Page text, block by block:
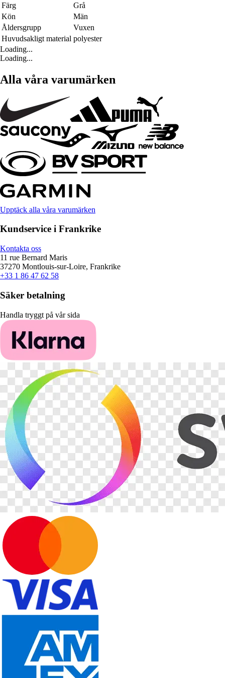
Färg
Grå
Kön
Män
Åldersgrupp
Vuxen
Huvudsakligt material polyester
Loading...
Loading...
Alla våra varumärken
Upptäck alla våra varumärken
Kundservice i Frankrike
Kontakta oss
11 rue Bernard Maris
37270 Montlouis-sur-Loire, Frankrike
+33 1 86 47 62 58
Säker betalning
Handla tryggt på vår sida